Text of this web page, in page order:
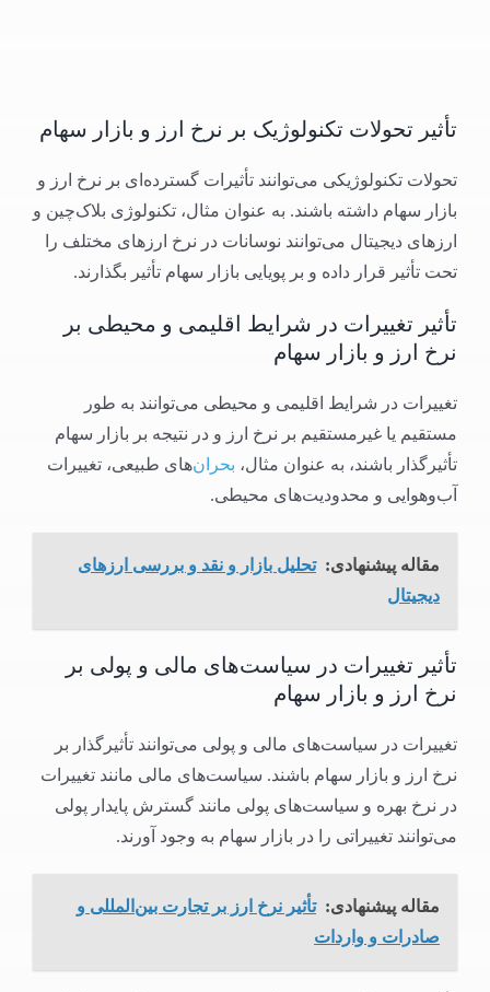
تأثیر تحولات تکنولوژیک بر نرخ ارز و بازار سهام
تحولات تکنولوژیکی می‌توانند تأثیرات گسترده‌ای بر نرخ ارز و
بازار سهام داشته باشند. به عنوان مثال، تکنولوژی بلاک‌چین و
ارزهای دیجیتال می‌توانند نوسانات در نرخ ارزهای مختلف را
تحت تأثیر قرار داده و بر پویایی بازار سهام تأثیر بگذارند.
تأثیر تغییرات در شرایط اقلیمی و محیطی بر
نرخ ارز و بازار سهام
تغییرات در شرایط اقلیمی و محیطی می‌توانند به طور
مستقیم یا غیرمستقیم بر نرخ ارز و در نتیجه بر بازار سهام
تأثیرگذار باشند، به عنوان مثال، بحران‌های طبیعی، تغییرات
آب‌وهوایی و محدودیت‌های محیطی.
مقاله پیشنهادی: تحلیل بازار و نقد و بررسی ارزهای
دیجیتال
تأثیر تغییرات در سیاست‌های مالی و پولی بر
نرخ ارز و بازار سهام
تغییرات در سیاست‌های مالی و پولی می‌توانند تأثیرگذار بر
نرخ ارز و بازار سهام باشند. سیاست‌های مالی مانند تغییرات
در نرخ بهره و سیاست‌های پولی مانند گسترش پایدار پولی
می‌توانند تغییراتی را در بازار سهام به وجود آورند.
مقاله پیشنهادی: تأثیر نرخ ارز بر تجارت بین‌المللی و
صادرات و واردات